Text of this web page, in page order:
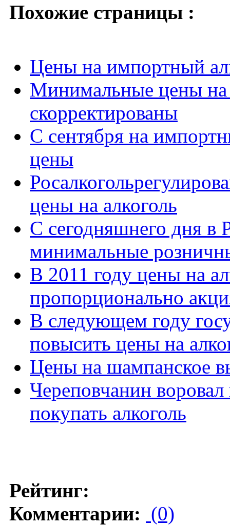
Похожие страницы :
Цены на импортный
Минимальные цены на
скорректированы
C сентября на
цены
цены на алкоголь
С сегодняшнего дня в
минимальные
В 2011 году цены на
пропорционально
В следующем году
повысить цены на
Цены на шампанское
Череповчанин
покупать алкоголь
Рейтинг:
Комментарии: (0)